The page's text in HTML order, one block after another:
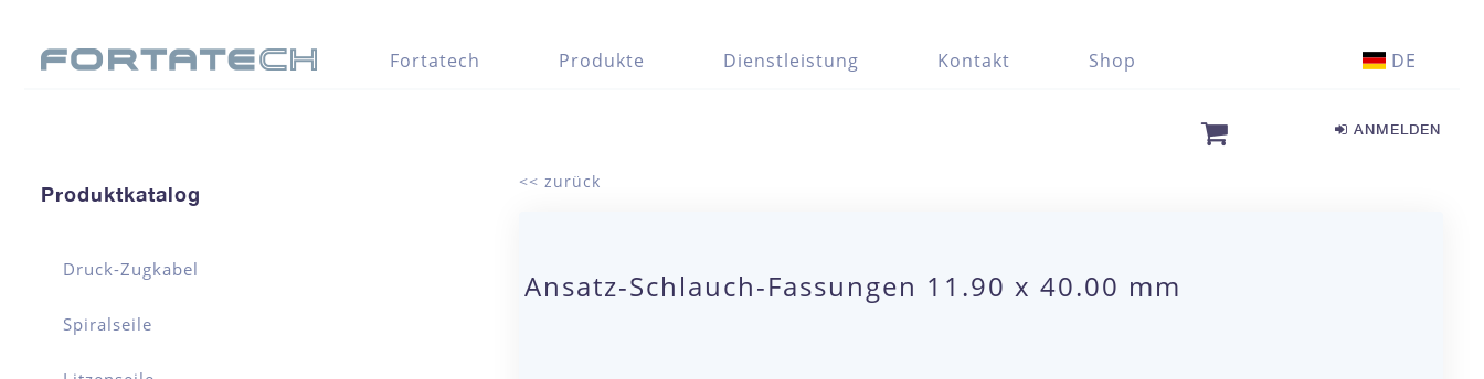
Fortatech Produkte Dienstleistung Kontakt Shop DE
ANMELDEN
Produktkatalog
Druck-Zugkabel
Spiralseile
<< zurück
Ansatz-Schlauch-Fassungen 11.90 x 40.00 mm